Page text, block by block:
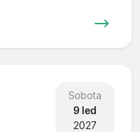
Sobota
9 led
2027